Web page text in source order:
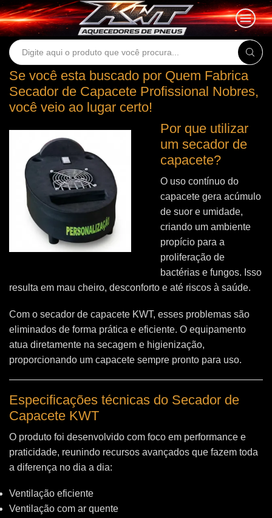
Search
Se você esta buscado por Quem Fabrica
Secador de Capacete Profissional Nobres,
você veio ao lugar certo!
Por que utilizar
um secador de
capacete?
O uso contínuo do
capacete gera acúmulo
de suor e umidade,
criando um ambiente
propício para a
proliferação de
bactérias e fungos. Isso
resulta em mau cheiro, desconforto e até riscos à saúde.
Com o secador de capacete KWT, esses problemas são
eliminados de forma prática e eficiente. O equipamento
atua diretamente na secagem e higienização,
proporcionando um capacete sempre pronto para uso.
Especificações técnicas do Secador de
Capacete KWT
O produto foi desenvolvido com foco em performance e
praticidade, reunindo recursos avançados que fazem toda
a diferença no dia a dia:
Ventilação eficiente
Ventilação com ar quente